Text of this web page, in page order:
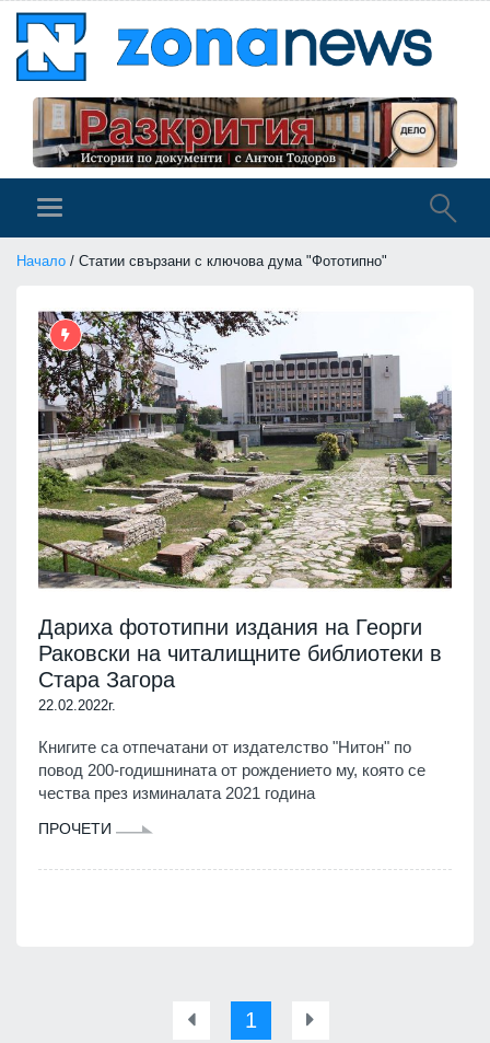
Начало / Статии свързани с ключова дума "Фототипно"
Дариха фототипни издания на Георги
Раковски на читалищните библиотеки в
Стара Загора
22.02.2022г.
Книгите са отпечатани от издателство "Нитон" по
повод 200-годишнината от рождението му, която се
чества през изминалата 2021 година
ПРОЧЕТИ
1